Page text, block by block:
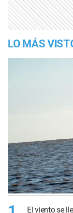
LO MÁS
El viento se